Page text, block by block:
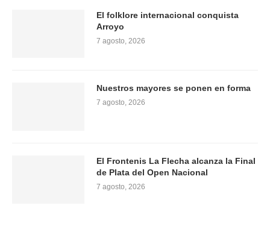
El folklore internacional conquista
Arroyo
7 agosto, 2026
Nuestros mayores se ponen en forma
7 agosto, 2026
El Frontenis La Flecha alcanza la Final
de Plata del Open Nacional
7 agosto, 2026